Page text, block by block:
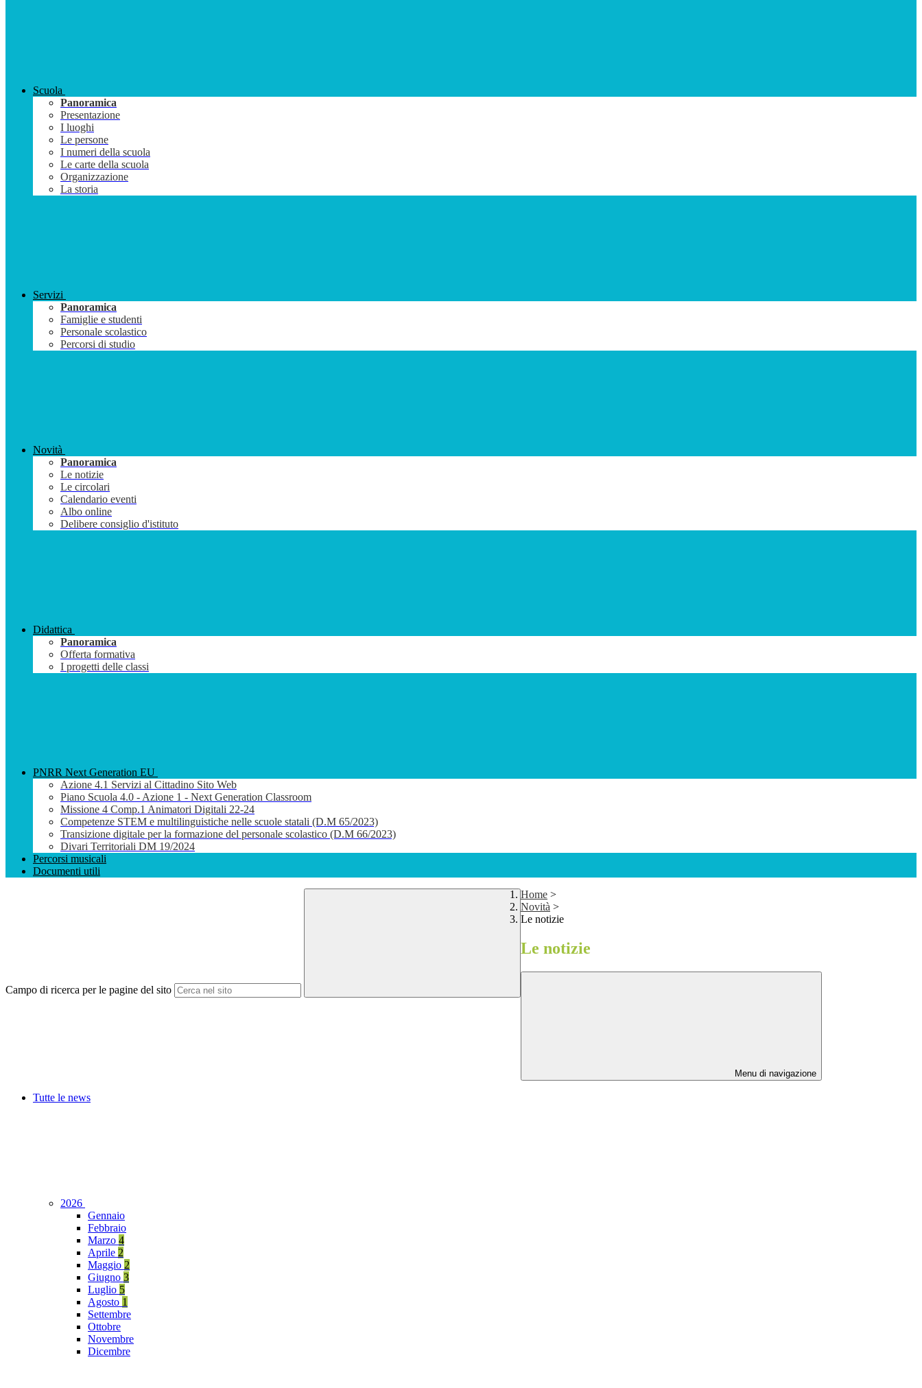
Scuola
Panoramica
Presentazione
I luoghi
Le persone
I numeri della scuola
Le carte della scuola
Organizzazione
La storia
Servizi
Panoramica
Famiglie e studenti
Personale scolastico
Percorsi di studio
Novità
Panoramica
Le notizie
Le circolari
Calendario eventi
Albo online
Delibere consiglio d'istituto
Didattica
Panoramica
Offerta formativa
I progetti delle classi
PNRR Next Generation EU
Azione 4.1 Servizi al Cittadino Sito Web
Piano Scuola 4.0 - Azione 1 - Next Generation Classroom
Missione 4 Comp.1 Animatori Digitali 22-24
Competenze STEM e multilinguistiche nelle scuole statali (D.M 65/2023)
Transizione digitale per la formazione del personale scolastico (D.M 66/2023)
Divari Territoriali DM 19/2024
Percorsi musicali
Documenti utili
Campo di ricerca per le pagine del sito
Home >
Novità >
Le notizie
Le notizie
Menu di navigazione
Tutte le news
2026
Gennaio
Febbraio
Marzo 4
Aprile 2
Maggio 2
Giugno 3
Luglio 5
Agosto 1
Settembre
Ottobre
Novembre
Dicembre